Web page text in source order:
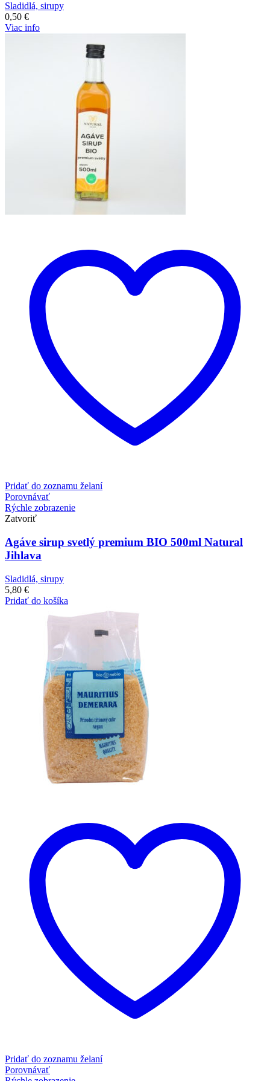
Sladidlá, sirupy
0,50 €
Viac info
Pridať do zoznamu želaní
Porovnávať
Rýchle zobrazenie
Zatvoriť
Agáve sirup svetlý premium BIO 500ml Natural
Jihlava
Sladidlá, sirupy
5,80 €
Pridať do košíka
Pridať do zoznamu želaní
Porovnávať